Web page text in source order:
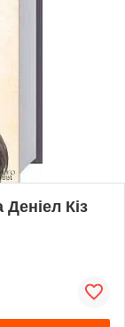
Деніел Кіз